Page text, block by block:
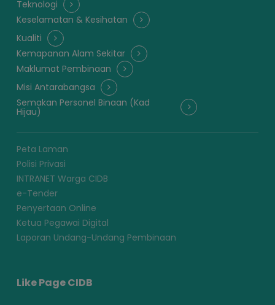
Teknologi
Keselamatan & Kesihatan
Kualiti
Kemapanan Alam Sekitar
Maklumat Pembinaan
Misi Antarabangsa
Semakan Personel Binaan (Kad
Hijau)
Peta Laman
Polisi Privasi
INTRANET Warga CIDB
e-Tender
Penyertaan Online
Ketua Pegawai Digital
Laporan Undang-Undang Pembinaan
Like Page CIDB